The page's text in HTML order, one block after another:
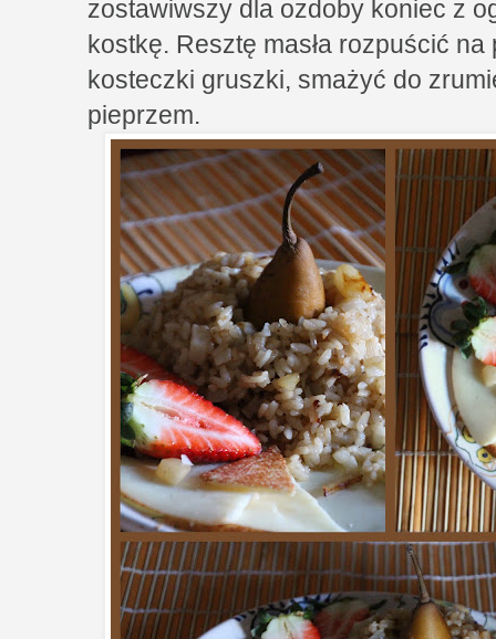
zostawiwszy dla ozdoby koniec z
kostkę. Resztę masła rozpuścić
kosteczki gruszki, smażyć do
pieprzem.